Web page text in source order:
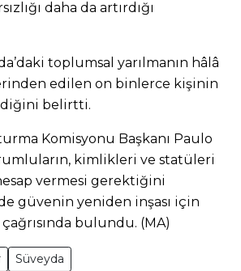
daha da artırdığı
toplumsal yarılmanın hâlâ
edilen on binlerce kişinin
belirtti.
Komisyonu Başkanı Paulo
kimlikleri ve statüleri
vermesi gerektiğini
güvenin yeniden inşası için
bulundu. (MA)
Süveyda